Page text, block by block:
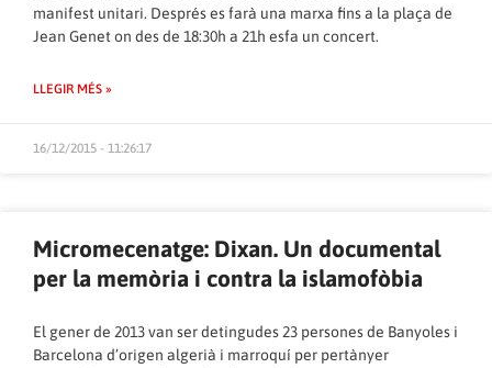
manifest unitari. Després es farà una marxa fins a la plaça de
Jean Genet on des de 18:30h a 21h esfa un concert.
LLEGIR MÉS »
16/12/2015 - 11:26:17
Micromecenatge: Dixan. Un documental
per la memòria i contra la islamofòbia
El gener de 2013 van ser detingudes 23 persones de Banyoles i
Barcelona d’origen algerià i marroquí per pertànyer